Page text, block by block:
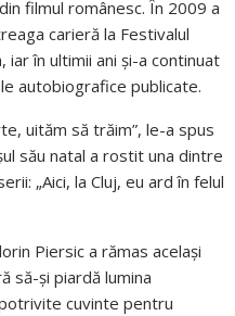
filmul românesc. În 2009 a
carieră la Festivalul
iar în ultimii ani și-a continuat
autobiografice publicate.
uităm să trăim”, le-a spus
său natal a rostit una dintre
„Aici, la Cluj, eu ard în felul
Piersic a rămas același
să-și piardă lumina
cuvinte pentru